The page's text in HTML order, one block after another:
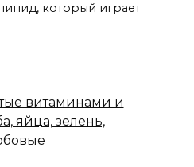
который играет